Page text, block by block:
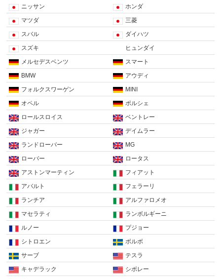
ニッサン
ホンダ
マツダ
三菱
スバル
ダイハツ
スズキ
ヒュンダイ
メルセデスベンツ
スマート
BMW
アウディ
フォルクスワーゲン
MINI
オペル
ポルシェ
ロールスロイス
ベントレー
ジャガー
デイムラー
ランドローバー
MG
ローバー
ロータス
アストンマーティン
フィアット
アバルト
フェラーリ
ランチア
アルファロメオ
マセラティ
ランボルギーニ
ルノー
プジョー
シトロエン
ボルボ
サーブ
テスラ
キャデラック
シボレー